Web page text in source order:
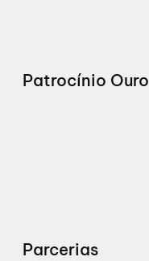
Patrocínio Ouro
Parcerias